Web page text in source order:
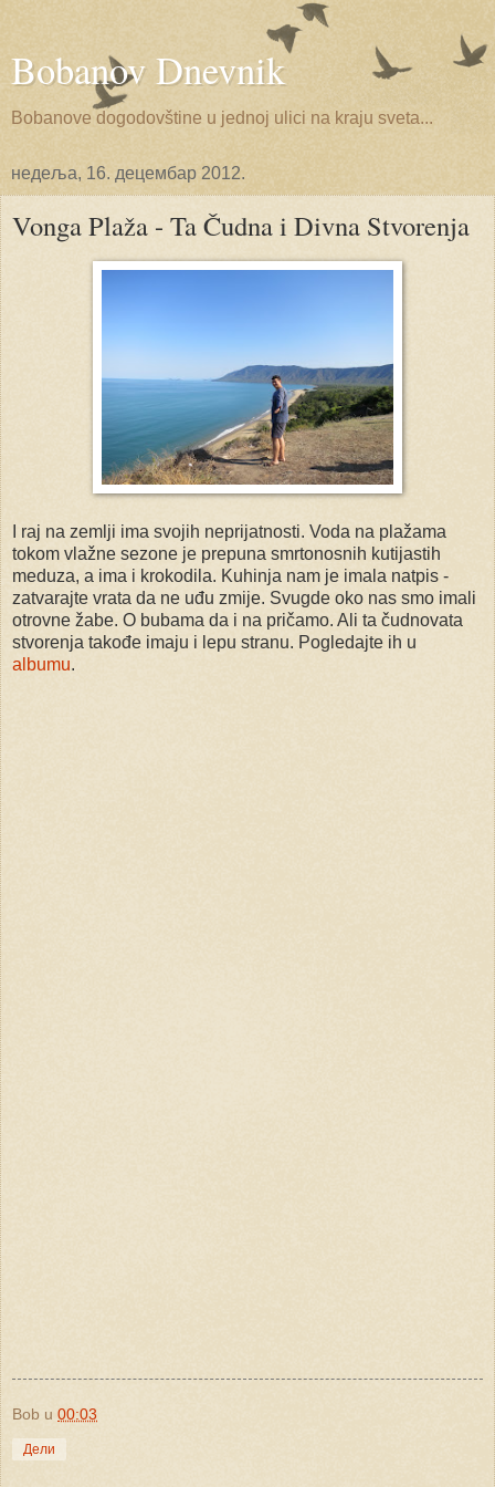
Bobanov Dnevnik
Bobanove dogodovštine u jednoj ulici na kraju sveta...
недеља, 16. децембар 2012.
Vonga Plaža - Ta Čudna i Divna Stvorenja
I raj na zemlji ima svojih neprijatnosti. Voda na plažama
tokom vlažne sezone je prepuna smrtonosnih kutijastih
meduza, a ima i krokodila. Kuhinja nam je imala natpis -
zatvarajte vrata da ne uđu zmije. Svugde oko nas smo imali
otrovne žabe. O bubama da i na pričamo. Ali ta čudnovata
stvorenja takođe imaju i lepu stranu. Pogledajte ih u
albumu.
Bob u 00:03
Дели